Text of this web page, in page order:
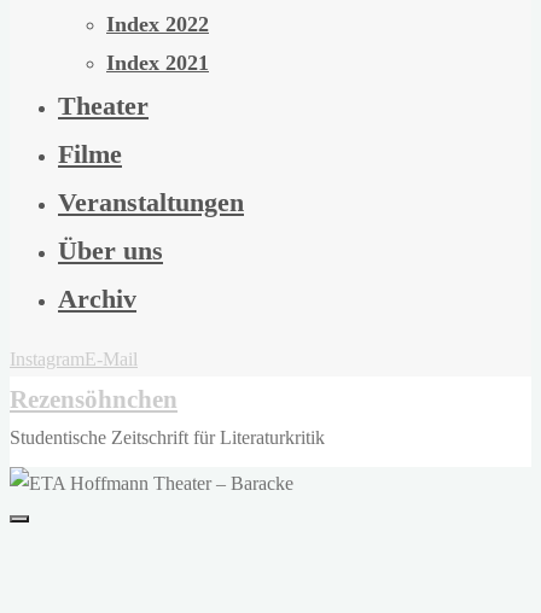
Index 2022
Index 2021
Theater
Filme
Veranstaltungen
Über uns
Archiv
InstagramE-Mail
Rezensöhnchen
Studentische Zeitschrift für Literaturkritik